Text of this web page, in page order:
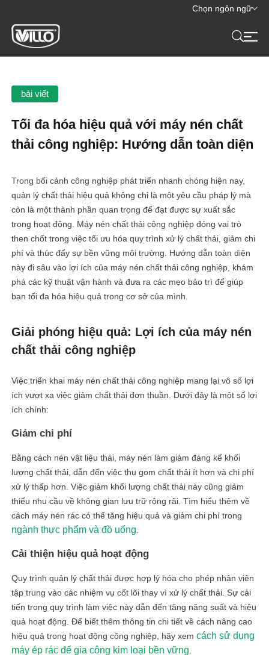
Chọn ngôn ngữ
bài viết
Tối đa hóa hiệu quả với máy nén chất
thải công nghiệp: Hướng dẫn toàn diện
Trong bối cảnh công nghiệp phát triển nhanh chóng hiện nay,
quản lý chất thải hiệu quả không chỉ là một yêu cầu pháp lý mà
còn là một thành phần quan trọng để đạt được sự xuất sắc
trong hoạt động. Máy nén chất thải công nghiệp đóng vai trò
then chốt trong việc tối ưu hóa quy trình xử lý chất thải, giảm chi
phí và thúc đẩy sự bền vững môi trường. Hướng dẫn toàn diện
này đi sâu vào lợi ích của máy nén chất thải công nghiệp, khám
phá các kỹ thuật vận hành và đưa ra các mẹo bảo trì để giúp
bạn tối đa hóa hiệu quả trong cơ sở của mình.
Giải phóng hiệu quả: Lợi ích của máy nén
chất thải công nghiệp
Việc triển khai máy nén chất thải công nghiệp mang lại vô số lợi
ích vượt xa việc giảm chất thải đơn thuần. Dưới đây là một số lợi
ích chính:
Giảm chi phí
Bằng cách nén vật liệu thải, máy nén làm giảm đáng kể khối
lượng chất thải, dẫn đến việc thu gom chất thải ít hơn và chi phí
xử lý thấp hơn. Việc giảm khối lượng chất thải này cũng giảm
thiểu nhu cầu về không gian lưu trữ rộng rãi. Tìm hiểu thêm về
cách máy nén rác có thể tăng hiệu quả và giảm chi phí trong
ngành thực phẩm và đồ uống
Cải thiện hiệu quả hoạt động
Quy trình quản lý chất thải được hợp lý hóa cho phép nhân viên
tập trung vào các nhiệm vụ cốt lõi thay vì xử lý chất thải. Sự cải
tiến trong quy trình làm việc này dẫn đến tăng năng suất và hiệu
quả hoạt động. Để biết thêm thông tin chi tiết về cách nâng cao
hiệu quả trong hoạt động công nghiệp, hãy xemcách sử dụng
máy ép rác để gia công kim loại bền vững